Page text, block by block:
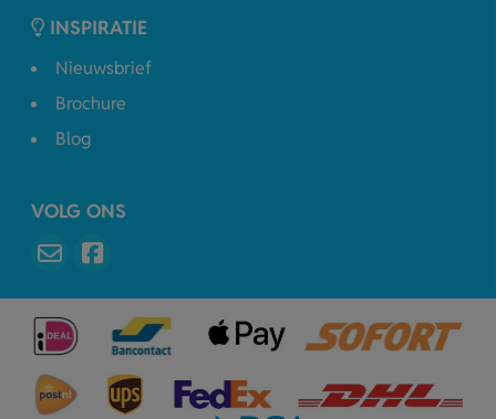
INSPIRATIE
Nieuwsbrief
Brochure
Blog
VOLG ONS